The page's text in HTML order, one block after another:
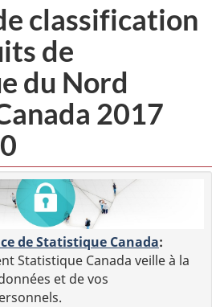
classification
de
du Nord
2017
de Statistique Canada:
Statistique Canada veille à la
et de vos